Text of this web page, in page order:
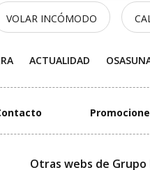
VOLAR INCÓMODO
ACTUALIDAD
Otras webs de Grupo